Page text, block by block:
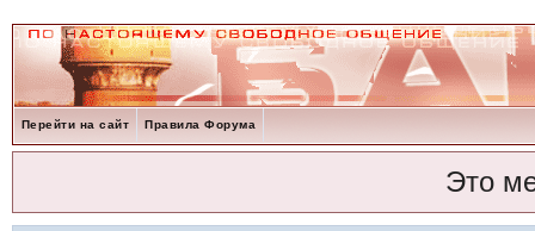
Перейти на сайт Правила Форума
Это